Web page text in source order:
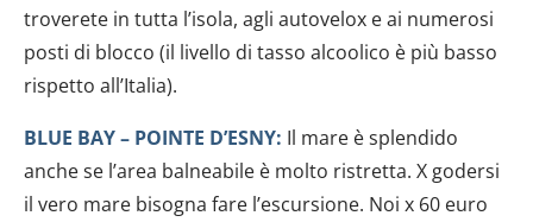
troverete in tutta l’isola, agli autovelox e ai numerosi
posti di blocco (il livello di tasso alcoolico è più basso
rispetto all’Italia).
BLUE BAY – POINTE D’ESNY: Il mare è splendido
anche se l’area balneabile è molto ristretta. X godersi
il vero mare bisogna fare l’escursione. Noi x 60 euro